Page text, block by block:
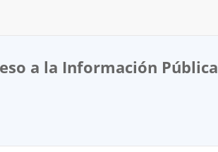
a la Información Pública